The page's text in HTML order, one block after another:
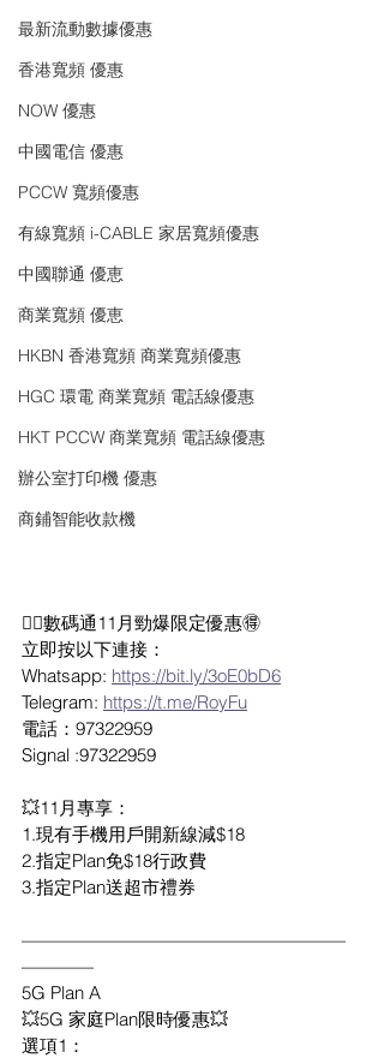
最新流動數據優惠
香港寬頻 優惠
NOW 優惠
中國電信 優惠
PCCW 寬頻優惠
有線寬頻 i-CABLE 家居寬頻優惠
中國聯通 優恵
商業寬頻 優恵
HKBN 香港寬頻 商業寬頻優惠
HGC 環電 商業寬頻 電話線優惠
HKT PCCW 商業寬頻 電話線優惠
辦公室打印機 優惠
商鋪智能收款機
❤️‍🔥數碼通11月勁爆限定優惠🉐
立即按以下連接：
Whatsapp: https://bit.ly/3oE0bD6
Telegram: https://t.me/RoyFu
電話：97322959
Signal :97322959
💥11月專享：
1.現有手機用戶開新線減$18
2.指定Plan免$18行政費
3.指定Plan送超市禮券
——————————————————
————
5G Plan A
💥5G 家庭Plan限時優惠💥
選項1：